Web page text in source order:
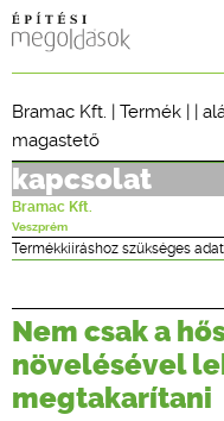
CPR
Bramac Kft. | Termék | |
magastető
kapcsolat
Bramac Kft.
Veszprém
Termékkiíráshoz szükséges
Nem csak a
növelésével
megtakarítani